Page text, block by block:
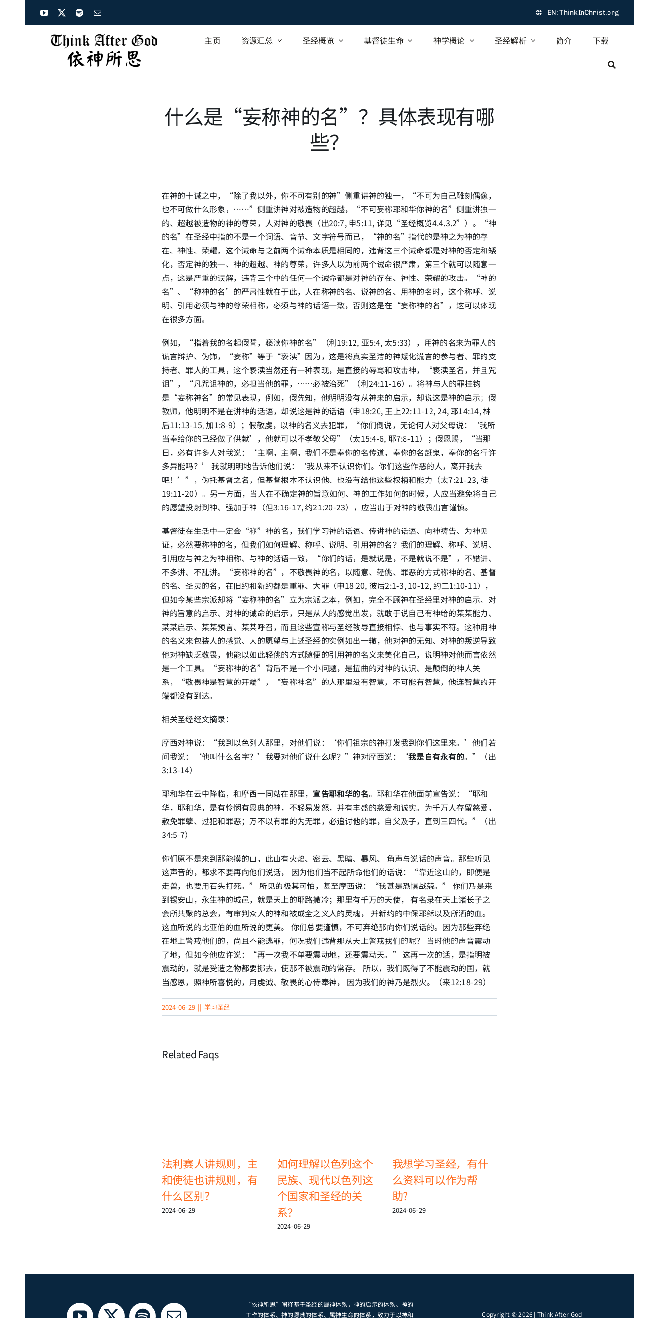
EN: ThinkInChrist.org
主页 资源汇总 圣经概览 基督徒生命 神学概论 圣经解析 简介 下载
什么是“妄称神的名”？具体表现有哪
些？
在神的十诫之中，“除了我以外，你不可有别的神”侧重讲神的独一，“不可为自己雕刻偶像，
也不可做什么形象，……”侧重讲神对被造物的超越，“不可妄称耶和华你神的名”侧重讲独一
的、超越被造物的神的尊荣，人对神的敬畏（出20:7, 申5:11, 详见“圣经概览4.4.3.2”）。“神
的名”在圣经中指的不是一个词语、音节、文字符号而已，“神的名”指代的是神之为神的存
在、神性、荣耀，这个诫命与之前两个诫命本质是相同的，违背这三个诫命都是对神的否定和矮
化，否定神的独一、神的超越、神的尊荣，许多人以为前两个诫命很严肃，第三个就可以随意一
点，这是严重的误解，违背三个中的任何一个诫命都是对神的存在、神性、荣耀的攻击。“神的
名”、“称神的名”的严肃性就在于此，人在称神的名、说神的名、用神的名时，这个称呼、说
明、引用必须与神的尊荣相称，必须与神的话语一致，否则这是在“妄称神的名”，这可以体现
在很多方面。
例如，“指着我的名起假誓，亵渎你神的名”（利19:12, 亚5:4, 太5:33），用神的名来为罪人的
谎言辩护、伪饰，“妄称”等于“亵渎”因为，这是将真实圣洁的神矮化谎言的参与者、罪的支
持者、罪人的工具，这个亵渎当然还有一种表现，是直接的辱骂和攻击神，“亵渎圣名，并且咒
诅”，“凡咒诅神的，必担当他的罪，……必被治死”（利24:11-16）。将神与人的罪挂钩
是“妄称神名”的常见表现，例如，假先知，他明明没有从神来的启示，却说这是神的启示；假
教师，他明明不是在讲神的话语，却说这是神的话语（申18:20, 王上22:11-12, 24, 耶14:14, 林
后11:13-15, 加1:8-9）；假敬虔，以神的名义去犯罪，“你们倒说，无论何人对父母说：‘我所
当奉给你的已经做了供献’，他就可以不孝敬父母”（太15:4-6, 耶7:8-11）；假恩赐，“当那
日，必有许多人对我说：‘主啊，主啊，我们不是奉你的名传道，奉你的名赶鬼，奉你的名行许
多异能吗？’ 我就明明地告诉他们说：‘我从来不认识你们。你们这些作恶的人，离开我去
吧！’”，伪托基督之名，但基督根本不认识他、也没有给他这些权柄和能力（太7:21-23, 徒
19:11-20）。另一方面，当人在不确定神的旨意如何、神的工作如何的时候，人应当避免将自己
的愿望投射到神、强加于神（但3:16-17, 约21:20-23），应当出于对神的敬畏出言谨慎。
基督徒在生活中一定会“称”神的名，我们学习神的话语、传讲神的话语、向神祷告、为神见
证，必然要称神的名，但我们如何理解、称呼、说明、引用神的名？我们的理解、称呼、说明、
引用应与神之为神相称、与神的话语一致，“你们的话，是就说是，不是就说不是”，不错讲、
不多讲、不乱讲。“妄称神的名”，不敬畏神的名，以随意、轻佻、罪恶的方式称神的名、基督
的名、圣灵的名，在旧约和新约都是重罪、大罪（申18:20, 彼后2:1-3, 10-12, 约二1:10-11），
但如今某些宗派却将“妄称神的名”立为宗派之本，例如，完全不顾神在圣经里对神的启示、对
神的旨意的启示、对神的诫命的启示，只是从人的感觉出发，就敢于说自己有神给的某某能力、
某某启示、某某预言、某某呼召，而且这些宣称与圣经教导直接相悖、也与事实不符。这种用神
的名义来包装人的感觉、人的愿望与上述圣经的实例如出一辙，他对神的无知、对神的叛逆导致
他对神缺乏敬畏，他能以如此轻佻的方式随便的引用神的名义来美化自己，说明神对他而言依然
是一个工具。“妄称神的名”背后不是一个小问题，是扭曲的对神的认识、是颠倒的神人关
系，“敬畏神是智慧的开端”，“妄称神名”的人那里没有智慧，不可能有智慧，他连智慧的开
端都没有到达。
相关圣经经文摘录：
摩西对神说：“我到以色列人那里，对他们说：‘你们祖宗的神打发我到你们这里来。’他们若
问我说：‘他叫什么名字？’我要对他们说什么呢？”神对摩西说：“我是自有永有的。”（出
3:13-14）
耶和华在云中降临，和摩西一同站在那里， 宣告耶和华的名。耶和华在他面前宣告说：“耶和
华，耶和华，是有怜悯有恩典的神，不轻易发怒，并有丰盛的慈爱和诚实。为千万人存留慈爱，
赦免罪孽、过犯和罪恶；万不以有罪的为无罪，必追讨他的罪，自父及子，直到三四代。”（出
34:5-7）
你们原不是来到那能摸的山，此山有火焰、密云、黑暗、暴风、 角声与说话的声音。那些听见
这声音的，都求不要再向他们说话， 因为他们当不起所命他们的话说：“靠近这山的，即便是
走兽，也要用石头打死。” 所见的极其可怕，甚至摩西说：“我甚是恐惧战兢。” 你们乃是来
到锡安山，永生神的城邑，就是天上的耶路撒冷；那里有千万的天使， 有名录在天上诸长子之
会所共聚的总会，有审判众人的神和被成全之义人的灵魂， 并新约的中保耶稣以及所洒的血。
这血所说的比亚伯的血所说的更美。 你们总要谨慎，不可弃绝那向你们说话的。因为那些弃绝
在地上警戒他们的，尚且不能逃罪，何况我们违背那从天上警戒我们的呢？ 当时他的声音震动
了地，但如今他应许说：“再一次我不单要震动地，还要震动天。” 这再一次的话，是指明被
震动的，就是受造之物都要挪去，使那不被震动的常存。 所以，我们既得了不能震动的国，就
当感恩，照神所喜悦的，用虔诚、敬畏的心侍奉神， 因为我们的神乃是烈火。（来12:18-29）
2024-06-29 || 学习圣经
Related Faqs
法利赛人讲规则，主
和使徒也讲规则，有
什么区别？
2024-06-29
如何理解以色列这个
民族、现代以色列这
个国家和圣经的关
系？
2024-06-29
我想学习圣经，有什
么资料可以作为帮
助？
2024-06-29
“依神所思”阐释基于圣经的属神体系，神的启示的体系、神的
工作的体系、神的恩典的体系、属神生命的体系，致力于以神和
Copyright © 2026 | Think After God